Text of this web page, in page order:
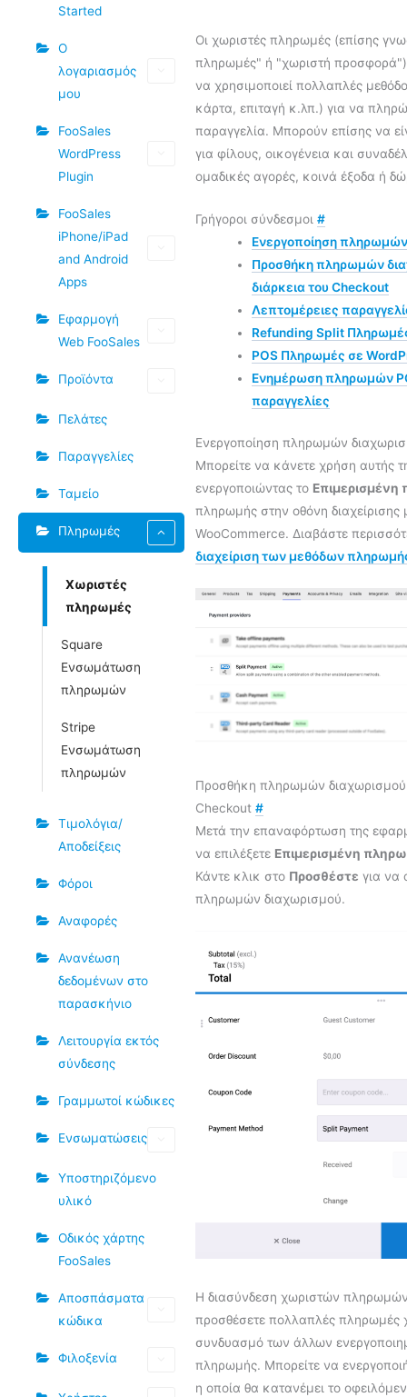
Started
Ο
λογαριασμός
μου
FooSales
WordPress
Plugin
FooSales
iPhone/iPad
and Android
Apps
Εφαρμογή
Web FooSales
Προϊόντα
Πελάτες
Παραγγελίες
Ταμείο
Πληρωμές
Χωριστές
πληρωμές
Square
Ενσωμάτωση
πληρωμών
Stripe
Ενσωμάτωση
πληρωμών
Τιμολόγια/
Αποδείξεις
Φόροι
Αναφορές
Ανανέωση
δεδομένων στο
παρασκήνιο
Λειτουργία εκτός
σύνδεσης
Γραμμωτοί κώδικες
Ενσωματώσεις
Υποστηριζόμενο
υλικό
Οδικός χάρτης
FooSales
Αποσπάσματα
κώδικα
Φιλοξενία
Οι χωριστές πληρωμές (επίσης
πληρωμές" ή "χωριστή προσφορά")
να χρησιμοποιεί πολλαπλές
κάρτα, επιταγή κ.λπ.) για να
παραγγελία. Μπορούν επίσης να
για φίλους, οικογένεια και
ομαδικές αγορές, κοινά έξοδα ή
Γρήγοροι σύνδεσμοι #
Ενεργοποίηση
Προσθήκη πληρωμών
διάρκεια του Checkout
Λεπτομέρειες
Refunding Split
POS Πληρωμές σε
Ενημέρωση πληρωμών
παραγγελίες
Ενεργοποίηση πληρωμών
Μπορείτε να κάνετε χρήση αυτής
ενεργοποιώντας το
πληρωμής στην οθόνη
WooCommerce. Διαβάστε
διαχείριση των μεθόδων
Προσθήκη πληρωμών διαχωρισμού
Checkout #
Μετά την επαναφόρτωση της
να επιλέξετε Επιμερισμένη
Κάντε κλικ στο Προσθέστε για να
πληρωμών διαχωρισμού.
Η διασύνδεση χωριστών πληρωμών
προσθέσετε πολλαπλές πληρωμές
συνδυασμό των άλλων
πληρωμής. Μπορείτε να
η οποία θα κατανέμει το
στο
Doc